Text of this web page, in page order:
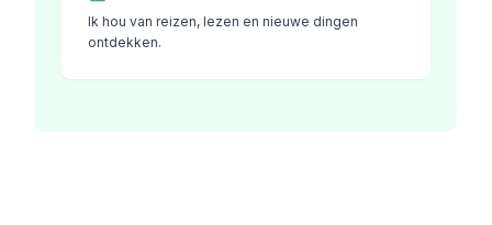
Ik hou van reizen, lezen en nieuwe dingen
ontdekken.